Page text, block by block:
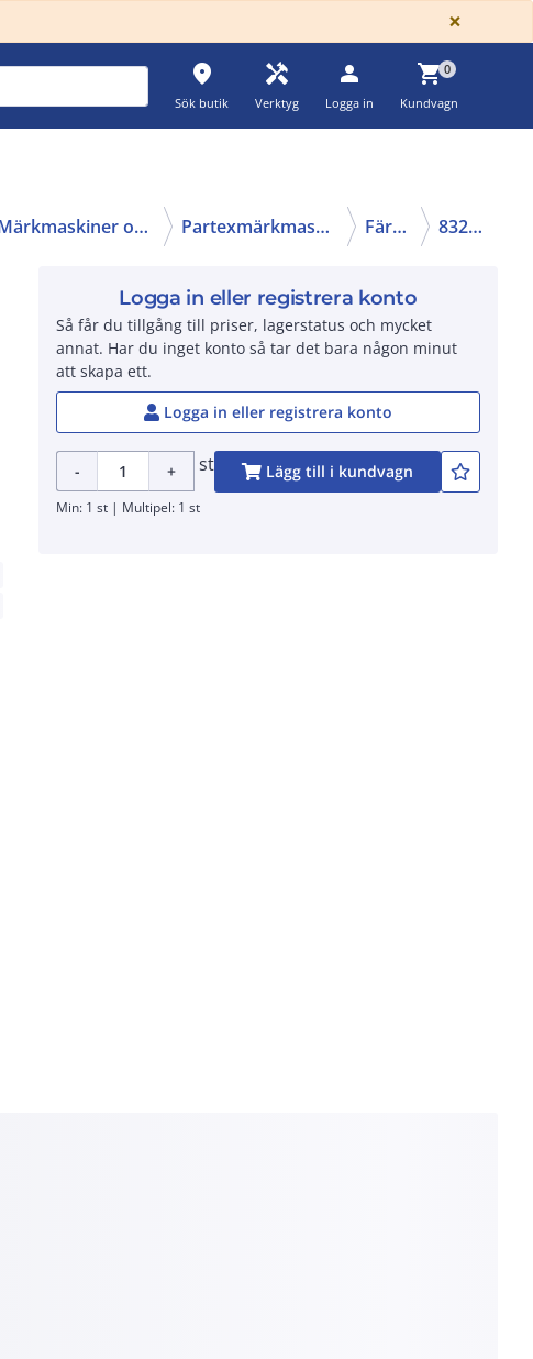
×
place
Sök butik
handyman
Verktyg
person
Logga in
shopping_cart0
Kundvagn
Märkmaskiner och märktejp Partexmärkmaskin/tillbehör Färgband 83260205
Logga in eller registrera konto
Så får du tillgång till priser, lagerstatus och mycket
annat. Har du inget konto så tar det bara någon minut
att skapa ett.
Logga in eller registrera konto
- + st Lägg till i kundvagn
Min: 1 st | Multipel: 1 st